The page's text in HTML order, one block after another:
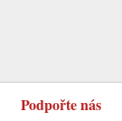
Podpořte nás